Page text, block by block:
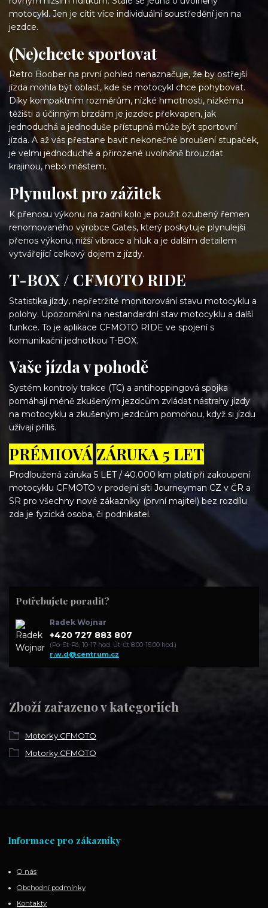
motocykl. Jen je cítit více individuální soustředění jen na
jezdce.
(Ne)chcete sportovat
Retro Boober na první pohled nenaznačuje, že by ostřejší
jízda mohla být oblast, kde se motocykl chce pohybovat.
Díky kompaktním rozměrům, nízké hmotnosti, nízkému
těžišti a účinným brzdám je jezdec překvapen, jak
jednoduchá a jednoduše přístupná může být sportovní
jízda. A až vás přestane bavit nekonečné broušení stupaček,
je velmi jednoduché a přirozené uvolněně brouzdat
krajinou, nebo městem.
Plynulost pro zážitek
K přenosu výkonu na zadní kolo je použit ozubený řemen
renomovaného výrobce Gates, který poskytuje plynulejší
přenos výkonu, nižší vibrace a hluk a je dalším detailem
vytvářející celkový dojem z jízdy.
T-BOX / CFMOTO RIDE
Statistika jízdy, nepřetržité monitorování stavu motocyklu a
polohy. Upozornění na nestandardní stav motocyklu a další
funkce. To je aplikace CFMOTO RIDE ve spojení s
komunikační jednotkou T-BOX.
Vaše jízda v pohodě
Systém kontroly trakce (TC) a antihoppingová spojka
pomáhají méně zkušeným jezdcům zvládat nástrahy jízdy
na motocyklu a zkušeným jezdcům pomohou, když si jízdu
užívají příliš.
PRÉMIOVÁ ZÁRUKA 5 LET
Prodloužená záruka 5 LET / 40.000 km platí při zakoupení
motocyklu CFMOTO v prodejní síti Journeyman CZ v ČR a
SR pro všechny nové zákazníky (první majitel) bez rozdílu
zda je fyzická osoba, či podnikatel.
Zboží zařazeno v kategoriích
Motorky CFMOTO
Motorky CFMOTO
Potřebujete poradit?
Radek Wojnar
+420 727 883 807
(Po-St-Pá, 10-17 hod. Út-Čt 8.00-15.00 hod.)
r.w.d@centrum.cz
Informace pro zákazníky
O nás
Obchodní podmínky
Kontakty